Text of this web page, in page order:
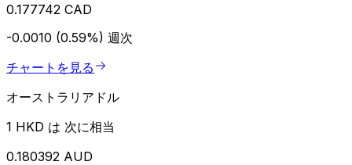
0.177742 CAD
-0.0010 (0.59%) 週次
チャートを見る
オーストラリアドル
1 HKD は 次に相当
0.180392 AUD